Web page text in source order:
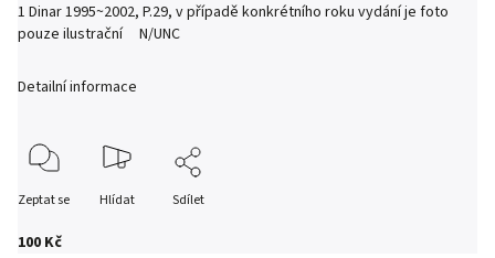
100 Kč
1 Dinar 1995~2002, P.29, v případě konkrétního roku vydání je foto
pouze ilustrační N/UNC
Detailní informace
Zeptat se Hlídat Sdílet